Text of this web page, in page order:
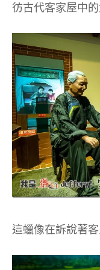
彷古代客家屋中的
這蠟像在訴說著